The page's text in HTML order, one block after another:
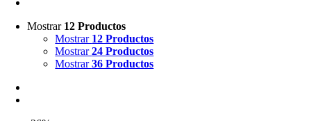
Mostrar 12 Productos
Mostrar 12 Productos
Mostrar24 Productos
Mostrar36 Productos